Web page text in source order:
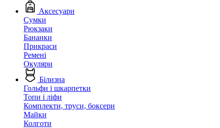
Аксесуари
Сумки
Рюкзаки
Бананки
Прикраси
Ремені
Окуляри
Білизна
Гольфи і шкарпетки
Топи і ліфи
Комплекти, труси, боксери
Майки
Колготи